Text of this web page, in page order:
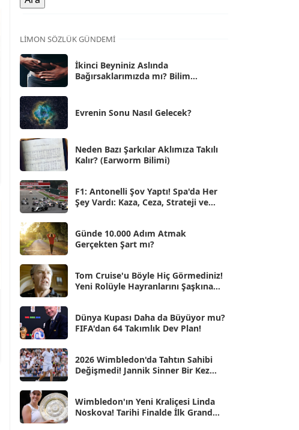
Ara 2025
Kas 2025
Eki 2025
Eyl 2025 [56]
Ağu 2025
Tem 2025
Haz 2025
May 2025 [54]
Nis 2025 [56]
Mar 2025 [50]
Şub 2025 [57]
Oca 2025
Ara 2024 [25]
Kas 2024
Eki 2024 [46]
Eyl 2024
Ağu 2024 [10]
Tem 2024
Haz 2024 [30]
LIMON SÖZLÜK GÜNDEMI
İkinci Beyniniz Aslında
Bağırsaklarımızda mı? Bilim
Evrenin Sonu Nasıl Gelecek?
Neden Bazı Şarkılar Aklımıza Takılı
Kalır? (Earworm Bilimi)
F1: Antonelli Şov Yaptı! Spa'da Her
Şey Vardı: Kaza, Ceza, Strateji ve
Günde 10.000 Adım Atmak
Gerçekten Şart mı?
Tom Cruise'u Böyle Hiç Görmediniz!
Yeni Rolüyle Hayranlarını Şaşkına
Dünya Kupası Daha da Büyüyor mu?
FIFA'dan 64 Takımlık Dev Plan!
2026 Wimbledon'da Tahtın Sahibi
Değişmedi! Jannik Sinner Bir Kez
Wimbledon'ın Yeni Kraliçesi Linda
Noskova! Tarihi Finalde İlk Grand